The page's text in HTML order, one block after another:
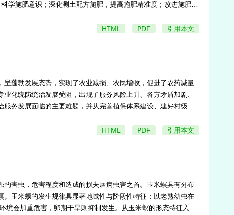
施肥意识；深化测土配方施肥，提高施肥精准度；改进施肥技
HTML PDF 引用本文
蓬勃发展态势，实现了农业减损、农民增收，促进了农药减量
化统防统治发展受阻，出现了服务风险上升、各方矛盾加剧、
务发展面临的主要难题，并从完善植保体系建设、建好村级区
HTML PDF 引用本文
害虫，危害程度和造成的损失居病虫害之首。玉米螟具有分布
玉米螟的发生规律具显著地域性与阶段性特征：以老熟幼虫在
会加重危害，卵期干旱则抑制发生。从玉米螟的形态特征入